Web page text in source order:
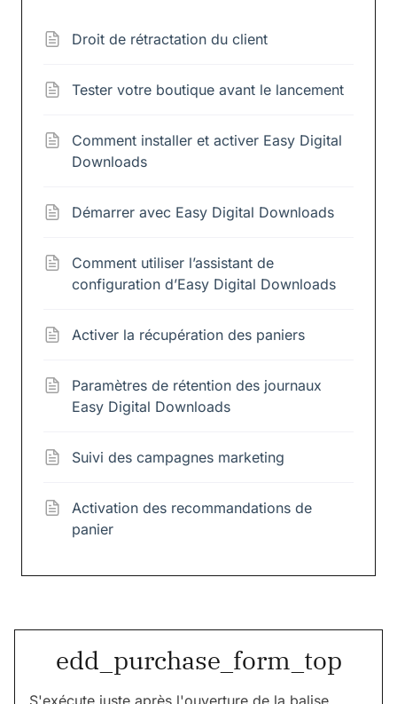
Droit de rétractation du client
Tester votre boutique avant le lancement
Comment installer et activer Easy Digital
Downloads
Démarrer avec Easy Digital Downloads
Comment utiliser l’assistant de
configuration d’Easy Digital Downloads
Activer la récupération des paniers
Paramètres de rétention des journaux
Easy Digital Downloads
Suivi des campagnes marketing
Activation des recommandations de
panier
edd_purchase_form_top
S'exécute juste après l'ouverture de la balise